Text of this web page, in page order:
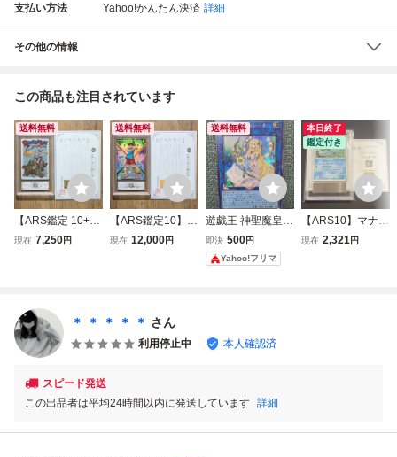
支払い方法 Yahoo!かんたん決済 詳細
その他の情報
この商品も注目されています
送料無料
【ARS鑑定 10+】
世界に2枚 孫悟空
鑑定品 SDBH ドラ
ゴンボール Vol.3
現在 7,250円
送料無料
【ARS鑑定10】モ
ンキー・D・ルフ
書 PSA BGS ARS
10 鑑定品 決戦の
刻
現在 12,000円
送料無料
遊戯王 神聖魔皇后
セレーネ シークレ
ット RC04-JP048
即決 500円
Yahoo!フリマ
本日終了
鑑定付き
【ARS10】マナフ
ィ 002/DPt-P 世界
現在 2,321円
＊ ＊ ＊ ＊ ＊ さん
利用停止中 本人確認済
スピード発送
この出品者は平均24時間以内に発送しています 詳細